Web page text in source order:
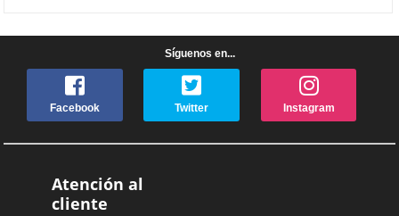
Síguenos en...
Facebook Twitter Instagram
Atención al
cliente